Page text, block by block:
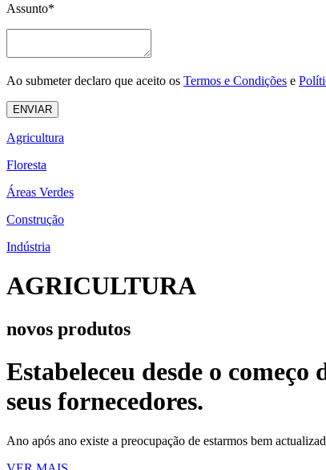
Assunto*
Ao submeter declaro que aceito os Termos e Condições e
Agricultura
Floresta
Áreas Verdes
Construção
Indústria
AGRICULTURA
novos produtos
Estabeleceu desde o começo
seus fornecedores.
Ano após ano existe a preocupação de estarmos bem